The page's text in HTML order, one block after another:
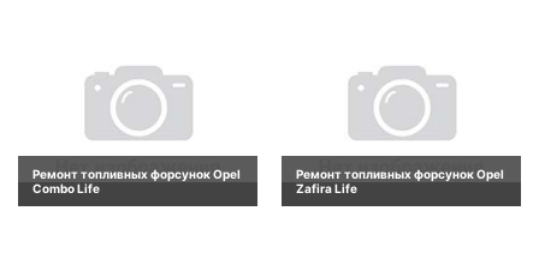
Ремонт топливных форсунок Opel
Combo Life
Ремонт топливных форсунок Opel
Zafira Life